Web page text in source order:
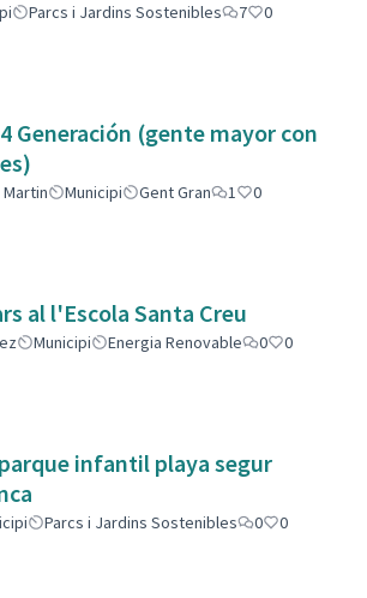
Parcs i Jardins Sostenibles 7
0
Municipi Gent Gran 1
0
al l'Escola Santa Creu
Municipi Energia Renovable 0
0
infantil playa segur
Parcs i Jardins Sostenibles 0
0